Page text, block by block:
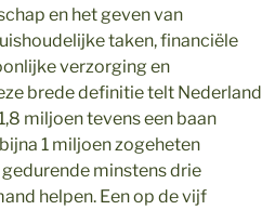
en het geven van
taken, financiële
verzorging en
brede definitie telt Nederland
miljoen tevens een baan
1 miljoen zogeheten
minstens drie
helpen. Een op de vijf